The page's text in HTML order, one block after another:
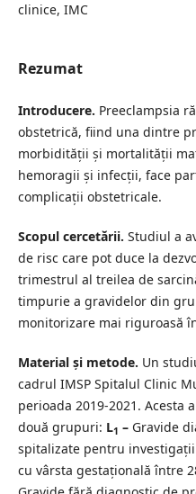
clinice, IMC
Rezumat
Introducere. Preeclampsia
obstetrică, fiind una dintre
morbidității și mortalității
hemoragii și infecții, face
complicații obstetricale.
Scopul cercetării. Studiul a
de risc care pot duce la
trimestrul al treilea de
timpurie a gravidelor din
monitorizare mai riguroasă
Material și metode. Un
cadrul IMSP Spitalul Clinic
perioada 2019-2021. Acesta
două grupuri: L1 – Gravide
spitalizate pentru
cu vârsta gestațională între